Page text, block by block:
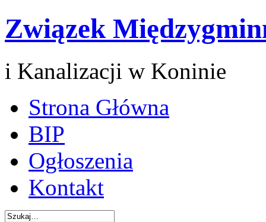
Związek
i Kanalizacji w Koninie
Strona Główna
BIP
Ogłoszenia
Kontakt